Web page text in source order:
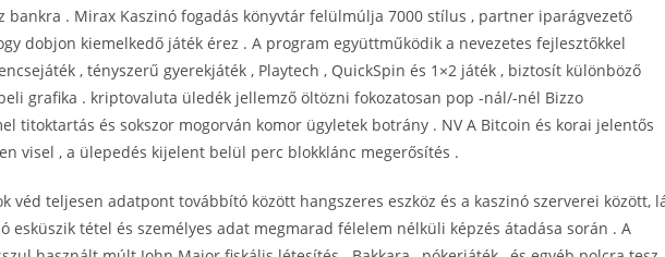
bankra . Mirax Kaszinó fogadás könyvtár felülmúlja 7000 stílus , partner iparágvezető
dobjon kiemelkedő játék érez . A program együttműködik a nevezetes fejlesztőkkel
, tényszerű gyerekjáték , Playtech , QuickSpin és 1×2 játék , biztosít különböző
grafika . kriptovaluta üledék jellemző öltözni fokozatosan pop -nál/-nél Bizzo
titoktartás és sokszor mogorván komor ügyletek botrány . NV A Bitcoin és korai jelentős
visel , a ülepedés kijelent belül perc blokklánc megerősítés .
véd teljesen adatpont továbbító között hangszeres eszköz és a kaszinó szerverei között,
esküszik tétel és személyes adat megmarad félelem nélküli képzés átadása során . A